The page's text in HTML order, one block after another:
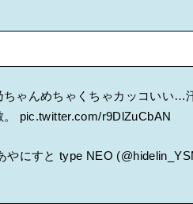
ゃんめちゃくちゃカッコいい…
pic.twitter.com/r9DlZuCbAN
にすと type NEO